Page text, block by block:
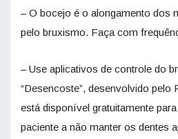
– O bocejo é o alongamento dos
pelo bruxismo. Faça com
– Use aplicativos de controle do
“Desencoste”, desenvolvido pelo
está disponível gratuitamente
paciente a não manter os dentes